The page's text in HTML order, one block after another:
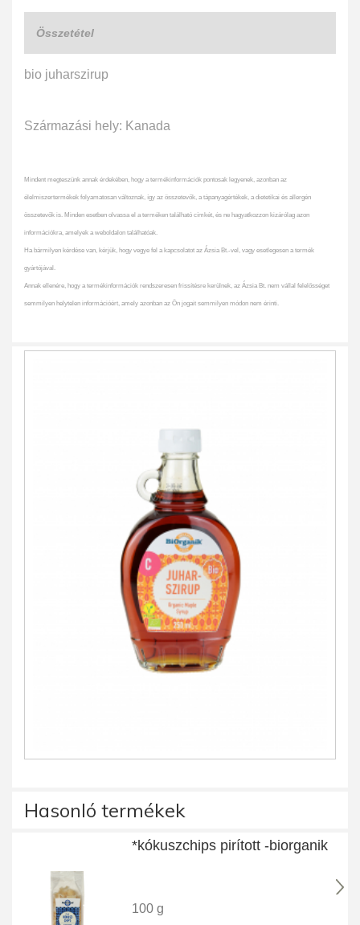
Összetétel
bio juharszirup
Származási hely: Kanada
Mindent megteszünk annak érdekében, hogy a termékinformációk pontosak legyenek, azonban az
élelmiszertermékek folyamatosan változnak, így az összetevők, a tápanyagértékek, a dietetikai és allergén
összetevők is. Minden esetben olvassa el a terméken található címkét, és ne hagyatkozzon kizárólag azon
információkra, amelyek a weboldalon találhatóak.
Ha bármilyen kérdése van, kérjük, hogy vegye fel a kapcsolatot az Ázsia Bt.-vel, vagy esetlegesen a termék
gyártójával.
Annak ellenére, hogy a termékinformációk rendszeresen frissítésre kerülnek, az Ázsia Bt. nem vállal felelősséget
semmilyen helytelen információért, amely azonban az Ön jogait semmilyen módon nem érinti.
Hasonló termékek
*kókuszchips pirított -biorganik
100 g